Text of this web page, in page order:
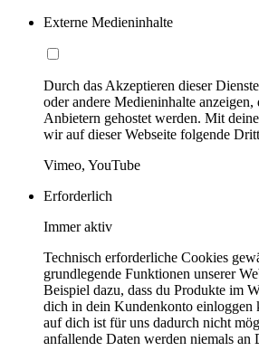
Externe Medieninhalte
Durch das Akzeptieren dieser
oder andere Medieninhalte anzeigen,
Anbietern gehostet werden. Mit
wir auf dieser Webseite folgende
Vimeo, YouTube
Erforderlich
Immer aktiv
Technisch erforderliche Cookies
grundlegende Funktionen unserer
Beispiel dazu, dass du Produkte im
dich in dein Kundenkonto einloggen
auf dich ist für uns dadurch nicht
anfallende Daten werden niemals an